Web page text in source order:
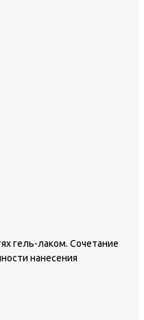
гель-лаком. Сочетание
нанесения